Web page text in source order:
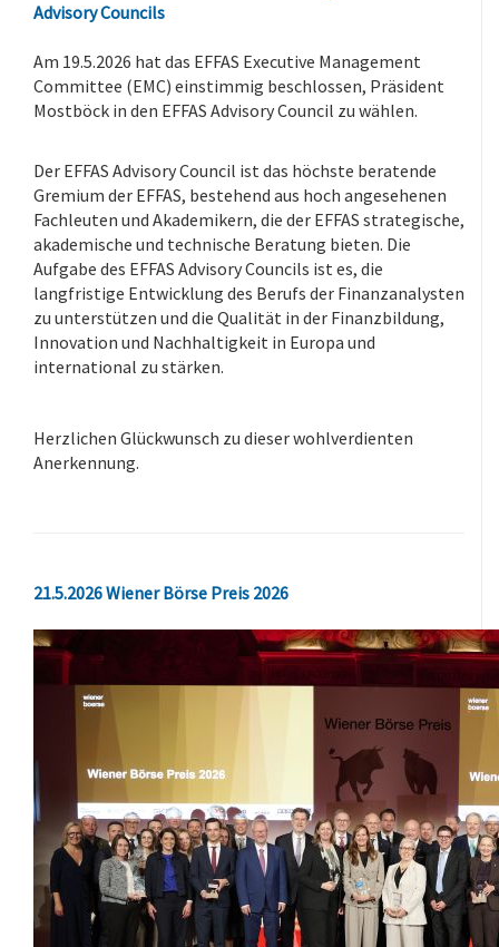
Advisory Councils
Am 19.5.2026 hat das EFFAS Executive Management
Committee (EMC) einstimmig beschlossen, Präsident
Mostböck in den EFFAS Advisory Council zu wählen.
Der EFFAS Advisory Council ist das höchste beratende
Gremium der EFFAS, bestehend aus hoch angesehenen
Fachleuten und Akademikern, die der EFFAS strategische,
akademische und technische Beratung bieten. Die
Aufgabe des EFFAS Advisory Councils ist es, die
langfristige Entwicklung des Berufs der Finanzanalysten
zu unterstützen und die Qualität in der Finanzbildung,
Innovation und Nachhaltigkeit in Europa und
international zu stärken.
Herzlichen Glückwunsch zu dieser wohlverdienten
Anerkennung.
21.5.2026 Wiener Börse Preis 2026